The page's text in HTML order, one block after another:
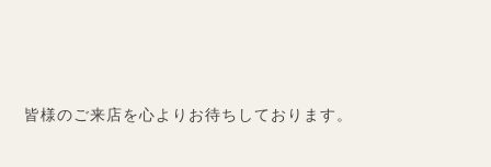
皆様のご来店を心よりお待ちしております。